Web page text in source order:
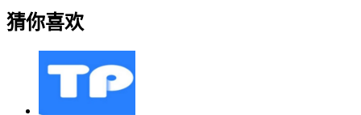
猜你喜欢